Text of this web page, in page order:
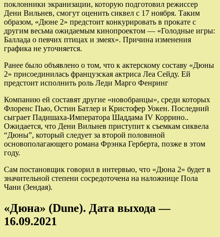
поклонники экранизации, которую подготовил режиссер
Дени Вильнев, смогут оценить сиквел с 17 ноября. Таким
образом, «Дюне 2» предстоит конкурировать в прокате с
другим весьма ожидаемым кинопроектом — «Голодные игры:
Баллада о певчих птицах и змеях». Причина изменения
графика не уточняется.
Ранее было объявлено о том, что к актерскому составу «Дюны
2» присоединилась французская актриса Леа Сейду. Ей
предстоит исполнить роль Леди Марго Фенринг
Компанию ей составят другие «новобранцы», среди которых
Флоренс Пью, Остин Батлер и Кристофер Уокен. Последний
сыграет Падишаха-Императора Шаддама IV Коррино..
Ожидается, что Дени Вильнев приступит к съемкам сиквела
“Дюны”, который следует за второй половиной
основополагающего романа Фрэнка Герберта, позже в этом
году.
Сам постановщик говорил в интервью, что «Дюна 2» будет в
значительной степени сосредоточена на наложнице Пола
Чани (Зендая).
«Дюна» (Dune). Дата выхода —
16.09.2021